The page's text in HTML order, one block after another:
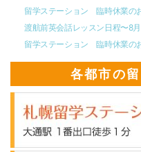
留学ステーション 臨時休業の
渡航前英会話レッスン日程〜8
留学ステーション 臨時休業の
各都市の